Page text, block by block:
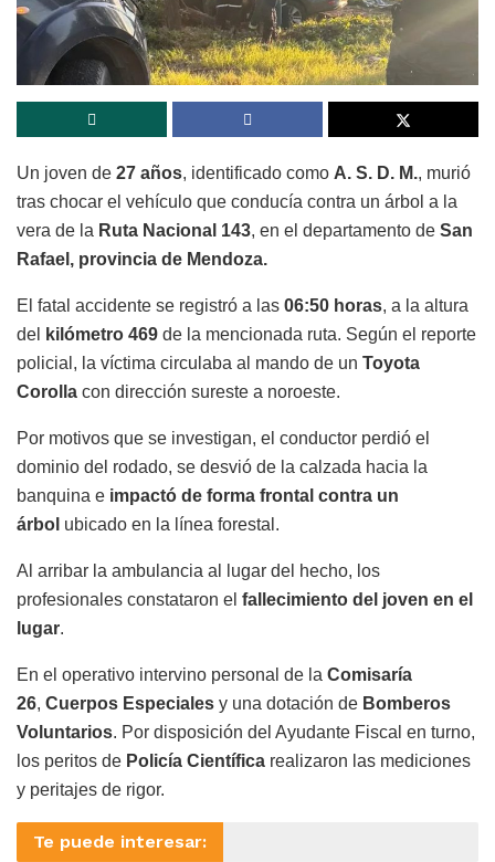
Un joven de 27 años, identificado como A. S. D. M., murió
tras chocar el vehículo que conducía contra un árbol a la
vera de la Ruta Nacional 143, en el departamento de San
Rafael, provincia de Mendoza.
El fatal accidente se registró a las 06:50 horas, a la altura
del
kilómetro 469 de la mencionada ruta. Según el reporte
policial, la víctima circulaba al mando de un Toyota
Corolla con dirección sureste a noroeste.
Por motivos que se investigan, el conductor perdió el
dominio del rodado, se desvió de la calzada hacia la
banquina e impactó de forma frontal contra un
árbol ubicado en la línea forestal.
Al arribar la ambulancia al lugar del hecho, los
profesionales constataron el fallecimiento del joven en el
lugar.
En el operativo intervino personal de la Comisaría
26, Cuerpos Especiales y una dotación de Bomberos
Voluntarios. Por disposición del Ayudante Fiscal en turno,
los peritos de Policía Científica realizaron las mediciones
y peritajes de rigor.
Te puede interesar: